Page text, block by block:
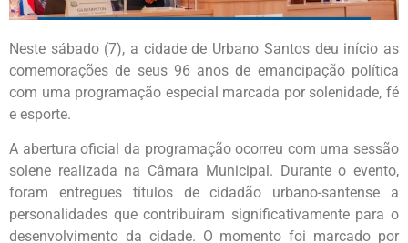
Neste sábado (7), a cidade de Urbano Santos deu início as
comemorações de seus 96 anos de emancipação política
com uma programação especial marcada por solenidade, fé
e esporte.
A abertura oficial da programação ocorreu com uma sessão
solene realizada na Câmara Municipal. Durante o evento,
foram entregues títulos de cidadão urbano-santense a
personalidades que contribuíram significativamente para o
desenvolvimento da cidade. O momento foi marcado por